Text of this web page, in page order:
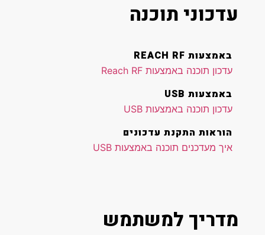
עדכוני תוכנה
באמצעות REACH RF
עדכון תוכנה באמצעות Reach RF
באמצעות USB
עדכון תוכנה באמצעות USB
הוראות התקנת עדכונים
איך מעדכנים תוכנה באמצעות USB
מדריך למשתמש